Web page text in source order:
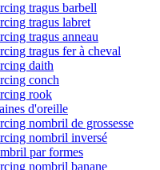
tragus barbell
tragus labret
tragus anneau
tragus fer à cheval
daith
conch
rook
d'oreille
nombril de grossesse
nombril inversé
par formes
nombril banane